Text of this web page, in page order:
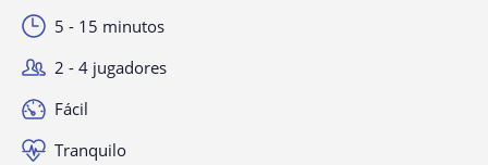
5 - 15 minutos
2 - 4 jugadores
Fácil
Tranquilo